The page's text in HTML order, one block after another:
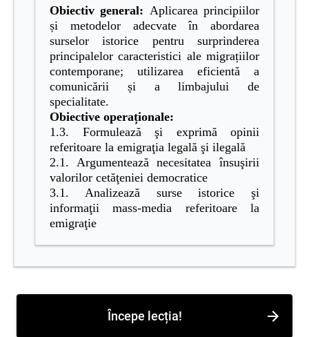
Obiectiv general: Aplicarea principiilor
și metodelor adecvate în abordarea
surselor istorice pentru surprinderea
principalelor caracteristici ale migrațiilor
contemporane; utilizarea eficientă a
comunicării și a limbajului de
specialitate.
Obiective operaționale:
1.3. Formulează şi exprimă opinii
referitoare la emigraţia legală şi ilegală
2.1. Argumentează necesitatea însuşirii
valorilor cetăţeniei democratice
3.1. Analizează surse istorice şi
informaţii mass-media referitoare la
emigraţie
Începe lecția!